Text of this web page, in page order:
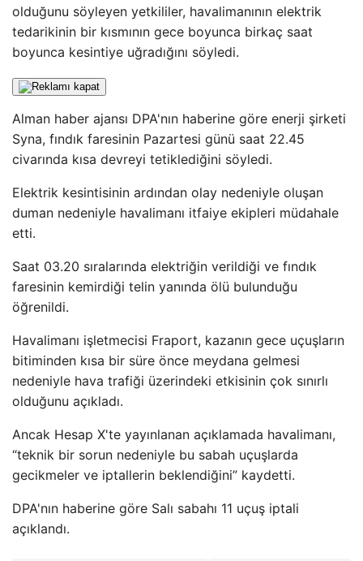
olduğunu söyleyen yetkililer, havalimanının elektrik
tedarikinin bir kısmının gece boyunca birkaç saat
boyunca kesintiye uğradığını söyledi.
Alman haber ajansı DPA'nın haberine göre enerji şirketi
Syna, fındık faresinin Pazartesi günü saat 22.45
civarında kısa devreyi tetiklediğini söyledi.
Elektrik kesintisinin ardından olay nedeniyle oluşan
duman nedeniyle havalimanı itfaiye ekipleri müdahale
etti.
Saat 03.20 sıralarında elektriğin verildiği ve fındık
faresinin kemirdiği telin yanında ölü bulunduğu
öğrenildi.
Havalimanı işletmecisi Fraport, kazanın gece uçuşların
bitiminden kısa bir süre önce meydana gelmesi
nedeniyle hava trafiği üzerindeki etkisinin çok sınırlı
olduğunu açıkladı.
Ancak Hesap X'te yayınlanan açıklamada havalimanı,
“teknik bir sorun nedeniyle bu sabah uçuşlarda
gecikmeler ve iptallerin beklendiğini” kaydetti.
DPA'nın haberine göre Salı sabahı 11 uçuş iptali
açıklandı.